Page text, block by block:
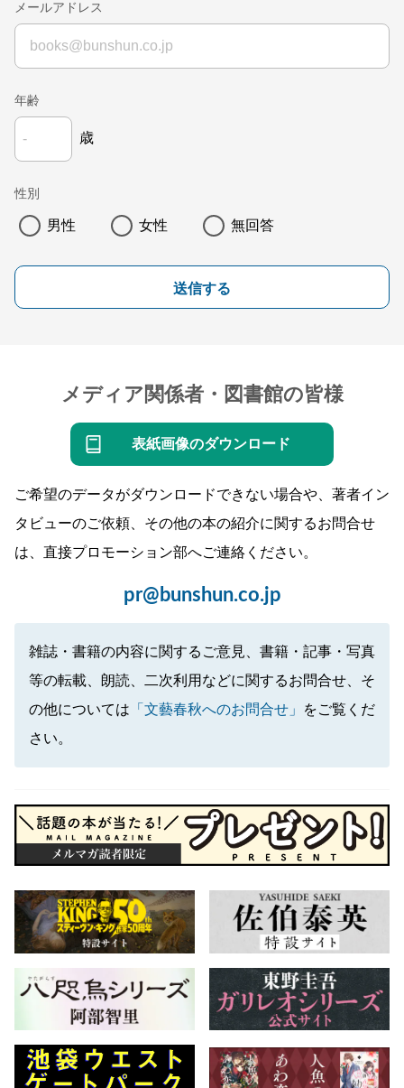
メールアドレス
年齢
歳
性別
男性 女性 無回答
送信する
メディア関係者・図書館の皆様
表紙画像のダウンロード
ご希望のデータがダウンロードできない場合や、著者イン
タビューのご依頼、その他の本の紹介に関するお問合せ
は、直接プロモーション部へご連絡ください。
pr@bunshun.co.jp
雑誌・書籍の内容に関するご意見、書籍・記事・写真
等の転載、朗読、二次利用などに関するお問合せ、そ
の他については 「文藝春秋へのお問合せ」
をご覧くだ
さい。